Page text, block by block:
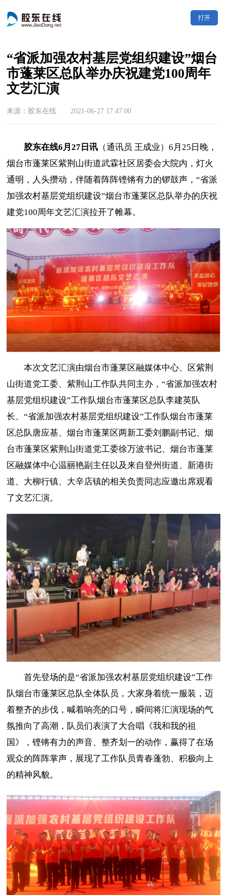
打开
“省派加强农村基层党组织建设”烟台
市蓬莱区总队举办庆祝建党100周年
文艺汇演
来源：胶东在线 2021-06-27 17:47:00
胶东在线6月27日讯 （通讯员 王成业）6月25日晚，
烟台市蓬莱区紫荆山街道武霖社区居委会大院内，灯火
通明，人头攒动，伴随着阵阵铿锵有力的锣鼓声，“省派
加强农村基层党组织建设”烟台市蓬莱区总队举办的庆祝
建党100周年文艺汇演拉开了帷幕。
本次文艺汇演由烟台市蓬莱区融媒体中心、区紫荆
山街道党工委、紫荆山工作队共同主办，“省派加强农村
基层党组织建设”工作队烟台市蓬莱区总队李建英队
长、“省派加强农村基层党组织建设”工作队烟台市蓬莱
区总队唐应基、烟台市蓬莱区两新工委刘鹏副书记、烟
台市蓬莱区紫荆山街道党工委徐万波书记、烟台市蓬莱
区融媒体中心温丽艳副主任以及来自登州街道、新港街
道、大柳行镇、大辛店镇的相关负责同志应邀出席观看
了文艺汇演。
首先登场的是“省派加强农村基层党组织建设”工作
队烟台市蓬莱区总队全体队员，大家身着统一服装，迈
着整齐的步伐，喊着响亮的口号，瞬间将汇演现场的气
氛推向了高潮，队员们表演了大合唱《我和我的祖
国》，铿锵有力的声音、整齐划一的动作，赢得了在场
观众的阵阵掌声，展现了工作队员青春蓬勃、积极向上
的精神风貌。